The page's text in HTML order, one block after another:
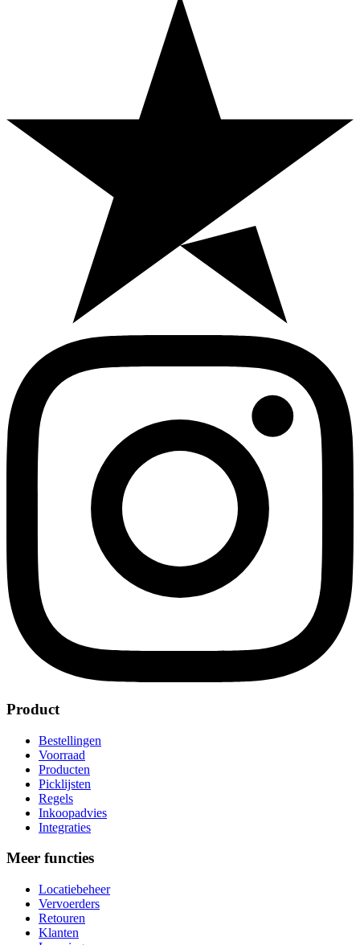
Product
Bestellingen
Voorraad
Producten
Picklijsten
Regels
Inkoopadvies
Integraties
Meer functies
Locatiebeheer
Vervoerders
Retouren
Klanten